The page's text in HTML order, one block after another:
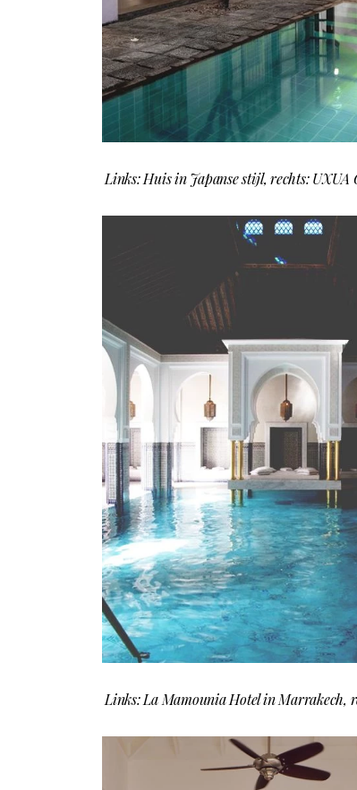
Links: Huis in Japanse stijl, rechts: UXUA
Links: La Mamounia Hotel in Marrakech,